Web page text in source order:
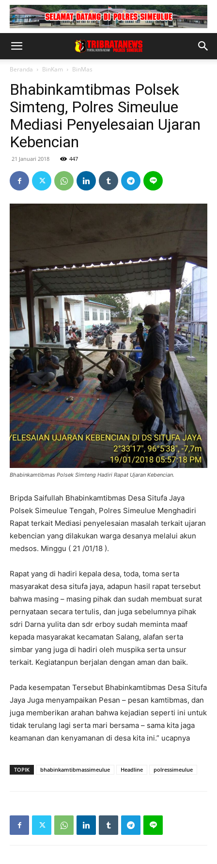
Beranda BinKam BinMas
Bhabinkamtibmas Polsek
Simteng, Polres Simeulue
Mediasi Penyelesaian Ujaran
Kebencian
21 Januari 2018 447
Bhabinkamtibmas Polsek Simteng Hadiri Rapat Ujaran Kebencian.
Bripda Saifullah Bhabinkamtibmas Desa Situfa Jaya
Polsek Simeulue Tengah, Polres Simeulue Menghadiri
Rapat terkait Mediasi penyelesaian masalah terkait ujaran
kebencian yang dilakukan warga desanya melalui akun
medsos. Minggu ( 21 /01/18 ).
Rapat yang di hadiri kepala desa, toda, toma serta
masyarakat desa situfa jaya, adapun hasil rapat tersebut
bahwa masing – masing pihak dan sudah membuat surat
pernyataan secara tertulis, dan juga sebelumnya pihak
sdri Darna yulita dan sdr erboy sudah meminta maaf
kepada masyarakat kecamatan Salang, alafan serta
simbar yang juga di hadiri oleh muspika serta unsur
terkait. Kegiatanpun berjalan dengan aman dan baik.
Pada kesempatan Tersebut Bhabinkamtibmas Desa Situfa
Jaya Juga menyampaikan Pesan – pesan kamtibmas, dan
juga memberikan arahan bahwa kejadian seperti ini untuk
tidak terulang lagi serta mari bersama – sama kita jaga
keamanan dan kenyamanan di desa kita ini.” ucapnya
TOPIK bhabinkamtibmassimeulue Headline polressimeulue